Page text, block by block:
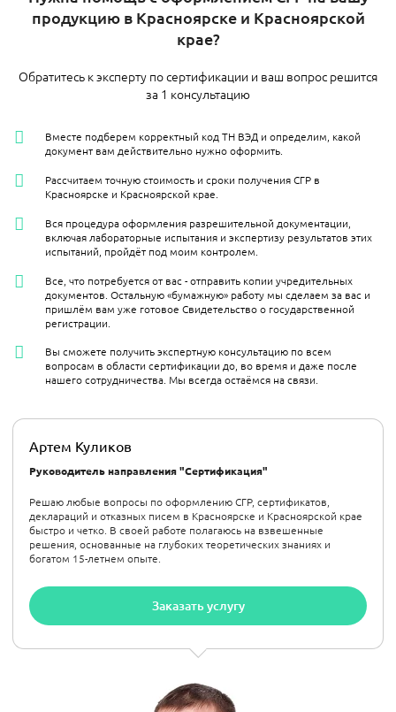
продукцию в Красноярске и Красноярской
крае?
Обратитесь к эксперту по сертификации и ваш вопрос решится
за 1 консультацию
Артем Куликов
Руководитель направления "Сертификация"
Решаю любые вопросы по оформлению СГР, сертификатов,
деклараций и отказных писем в Красноярске и Красноярской крае
быстро и четко. В своей работе полагаюсь на взвешенные
решения, основанные на глубоких теоретических знаниях и
богатом 15-летнем опыте.
Заказать услугу
Вместе подберем корректный код ТН ВЭД и определим, какой
документ вам действительно нужно оформить.
Рассчитаем точную стоимость и сроки получения СГР в
Красноярске и Красноярской крае.
Вся процедура оформления разрешительной документации,
включая лабораторные испытания и экспертизу результатов этих
испытаний, пройдёт под моим контролем.
Все, что потребуется от вас - отправить копии учредительных
документов. Остальную «бумажную» работу мы сделаем за вас и
пришлём вам уже готовое Свидетельство о государственной
регистрации.
Вы сможете получить экспертную консультацию по всем
вопросам в области сертификации до, во время и даже после
нашего сотрудничества. Мы всегда остаёмся на связи.